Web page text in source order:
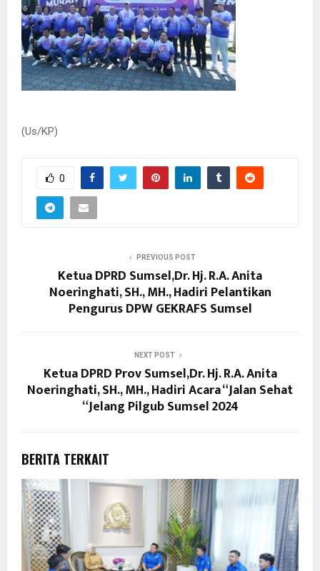
(Us/KP)
0
PREVIOUS POST
Ketua DPRD Sumsel,Dr. Hj. R.A. Anita
Noeringhati, SH., MH., Hadiri Pelantikan
Pengurus DPW GEKRAFS Sumsel
NEXT POST
Ketua DPRD Prov Sumsel,Dr. Hj. R.A. Anita
Noeringhati, SH., MH., Hadiri Acara “Jalan Sehat
“Jelang Pilgub Sumsel 2024
BERITA TERKAIT